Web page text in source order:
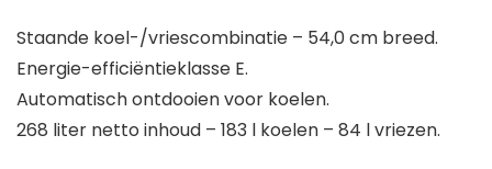
Staande koel-/vriescombinatie – 54,0 cm breed.
Energie-efficiëntieklasse E.
Automatisch ontdooien voor koelen.
268 liter netto inhoud – 183 l koelen – 84 l vriezen.